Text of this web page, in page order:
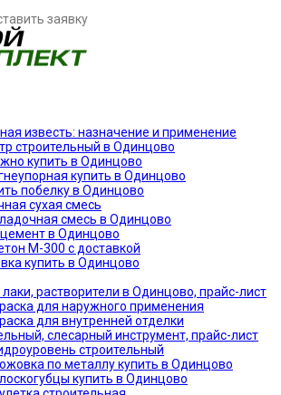
заявку
известь: назначение и применение
строительный в Одинцово
купить в Одинцово
купить в Одинцово
побелку в Одинцово
сухая смесь
смесь в Одинцово
в Одинцово
М-300 с доставкой
купить в Одинцово
лаки, растворители в Одинцово, прайс-лист
для наружного применения
для внутренней отделки
слесарный инструмент, прайс-лист
строительный
по металлу купить в Одинцово
купить в Одинцово